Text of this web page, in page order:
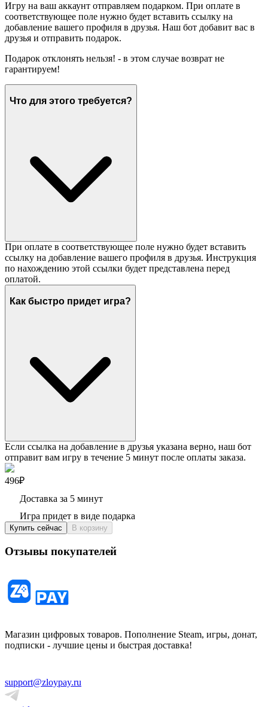
Игру на ваш аккаунт отправляем подарком. При оплате в
соответствующее поле нужно будет вставить ссылку на
добавление вашего профиля в друзья. Наш бот добавит вас в
друзья и отправить подарок.
Подарок отклонять нельзя! - в этом случае возврат не
гарантируем!
Что для этого требуется?
При оплате в соответствующее поле нужно будет вставить
ссылку на добавление вашего профиля в друзья. Инструкция
по нахождению этой ссылки будет представлена перед
оплатой.
Как быстро придет игра?
Если ссылка на добавление в друзья указана верно, наш бот
отправит вам игру в течение 5 минут после оплаты заказа.
496₽
Доставка за 5 минут
Игра придет в виде подарка
Купить сейчас В корзину
Отзывы покупателей
Магазин цифровых товаров. Пополнение Steam, игры, донат,
подписки - лучшие цены и быстрая доставка!
support@zloypay.ru